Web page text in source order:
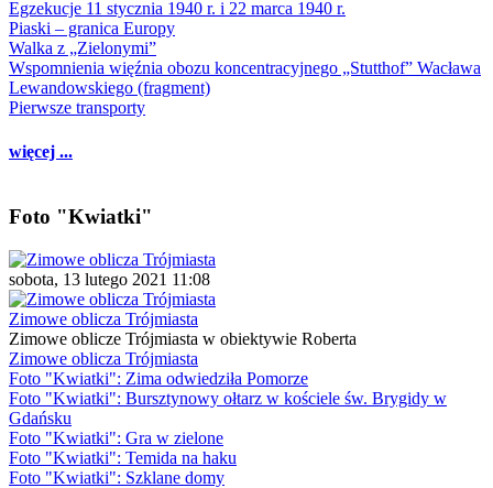
Egzekucje 11 stycznia 1940 r. i 22 marca 1940 r.
Piaski – granica Europy
Walka z „Zielonymi”
Wspomnienia więźnia obozu koncentracyjnego „Stutthof” Wacława
Lewandowskiego (fragment)
Pierwsze transporty
więcej ...
Foto "Kwiatki"
sobota, 13 lutego 2021 11:08
Zimowe oblicza Trójmiasta
Zimowe oblicze Trójmiasta w obiektywie Roberta
Zimowe oblicza Trójmiasta
Foto "Kwiatki": Zima odwiedziła Pomorze
Foto "Kwiatki": Bursztynowy ołtarz w kościele św. Brygidy w
Gdańsku
Foto "Kwiatki": Gra w zielone
Foto "Kwiatki": Temida na haku
Foto "Kwiatki": Szklane domy